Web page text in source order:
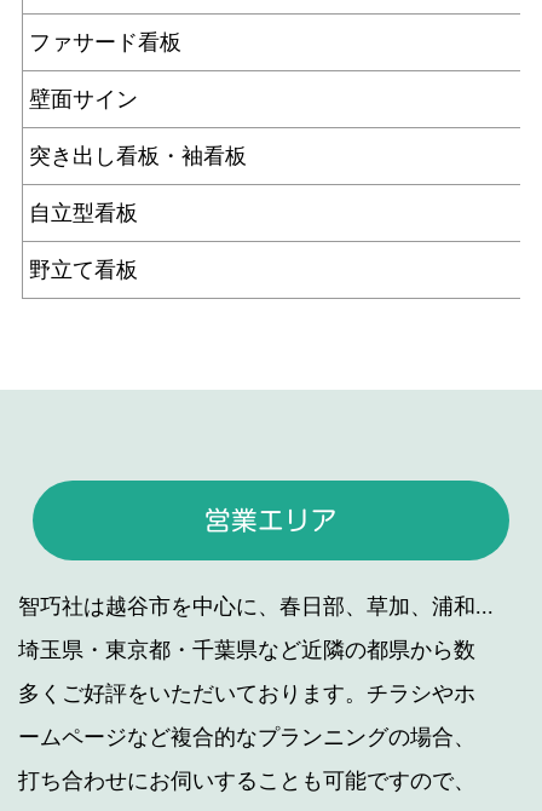
ファサード看板
壁面サイン
突き出し看板・袖看板
自立型看板
野立て看板
営業エリア
智巧社は越谷市を中心に、春日部、草加、浦和...
埼玉県・東京都・千葉県など近隣の都県から数
多くご好評をいただいております。チラシやホ
ームページなど複合的なプランニングの場合、
打ち合わせにお伺いすることも可能ですので、